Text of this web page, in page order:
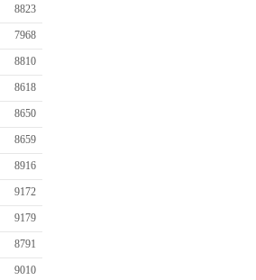
8823
7968
8810
8618
8650
8659
8916
9172
9179
8791
9010